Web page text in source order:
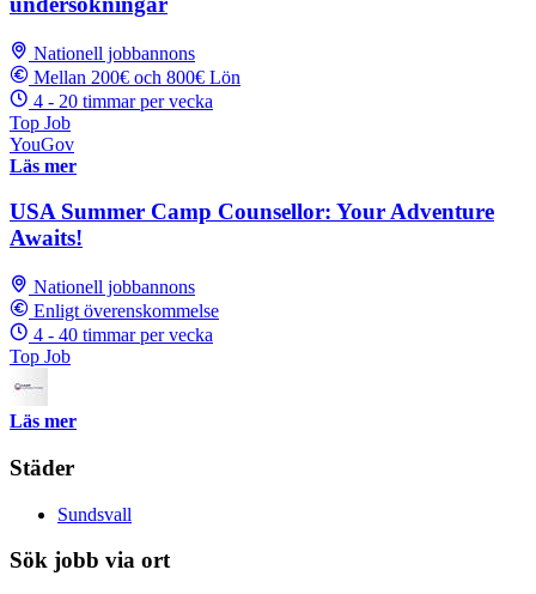
Nationell jobbannons
Mellan 200€ och 800€ Lön
4 - 20 timmar per vecka
Top Job
YouGov
Läs mer
USA Summer Camp Counsellor: Your Adventure
Awaits!
Nationell jobbannons
Enligt överenskommelse
4 - 40 timmar per vecka
Top Job
Läs mer
Städer
Sundsvall
Sök jobb via ort